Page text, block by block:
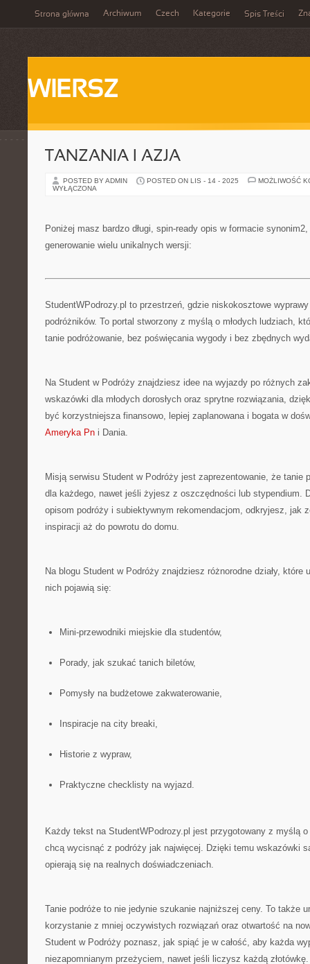
Strona główna Archiwum Czech Kategorie Spis Treści
WIERSZ
TANZANIA I AZJA
POSTED BY ADMIN POSTED ON LIS - 14 - 2025
MOŻLIWOŚĆ
WYŁĄCZONA
Poniżej masz bardzo długi, spin-ready opis w formacie
generowanie wielu unikalnych wersji:
StudentWPodrozy.pl to przestrzeń, gdzie niskokosztowe
podróżników. To portal stworzony z myślą o młodych ludziach,
tanie podróżowanie, bez poświęcania wygody i bez zbędnych
Na Student w Podróży znajdziesz idee na wyjazdy po różnych
wskazówki dla młodych dorosłych oraz sprytne rozwiązania,
być korzystniejsza finansowo, lepiej zaplanowana i bogata w
Ameryka Pn i Dania.
Misją serwisu Student w Podróży jest zaprezentowanie, że tanie
dla każdego, nawet jeśli żyjesz z oszczędności lub stypendium.
opisom podróży i subiektywnym rekomendacjom, odkryjesz, jak
inspiracji aż do powrotu do domu.
Na blogu Student w Podróży znajdziesz różnorodne działy, które
nich pojawią się:
Mini-przewodniki miejskie dla studentów,
Porady, jak szukać tanich biletów,
Pomysły na budżetowe zakwaterowanie,
Inspiracje na city breaki,
Historie z wypraw,
Praktyczne checklisty na wyjazd.
Każdy tekst na StudentWPodrozy.pl jest przygotowany z myślą o
chcą wycisnąć z podróży jak najwięcej. Dzięki temu wskazówki
opierają się na realnych doświadczeniach.
Tanie podróże to nie jedynie szukanie najniższej ceny. To także
korzystanie z mniej oczywistych rozwiązań oraz otwartość na
Student w Podróży poznasz, jak spiąć je w całość, aby każda
niezapomnianym przeżyciem, nawet jeśli liczysz każdą złotówkę.